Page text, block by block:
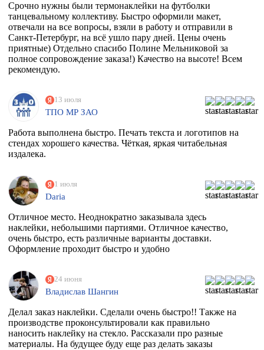
Срочно нужны были термонаклейки на футболки
танцевальному коллективу. Быстро оформили макет,
отвечали на все вопросы, взяли в работу и отправили в
Санкт-Петербург, на всё ушло пару дней. Цены очень
приятные) Отдельно спасибо Полине Мельниковой за
полное сопровождение заказа!) Качество на высоте! Всем
рекомендую.
13 июля
ТПО МР ЗАО
Работа выполнена быстро. Печать текста и логотипов на
стендах хорошего качества. Чёткая, яркая читабельная
издалека.
1 июля
Daria
Отличное место. Неоднократно заказывала здесь
наклейки, небольшими партиями. Отличное качество,
очень быстро, есть различные варианты доставки.
Оформление проходит быстро и удобно
24 июня
Владислав Шангин
Делал заказ наклейки. Сделали очень быстро!! Также на
производстве проконсультировали как правильно
наносить наклейку на стекло. Рассказали про разные
материалы. На будущее буду еще раз делать заказы